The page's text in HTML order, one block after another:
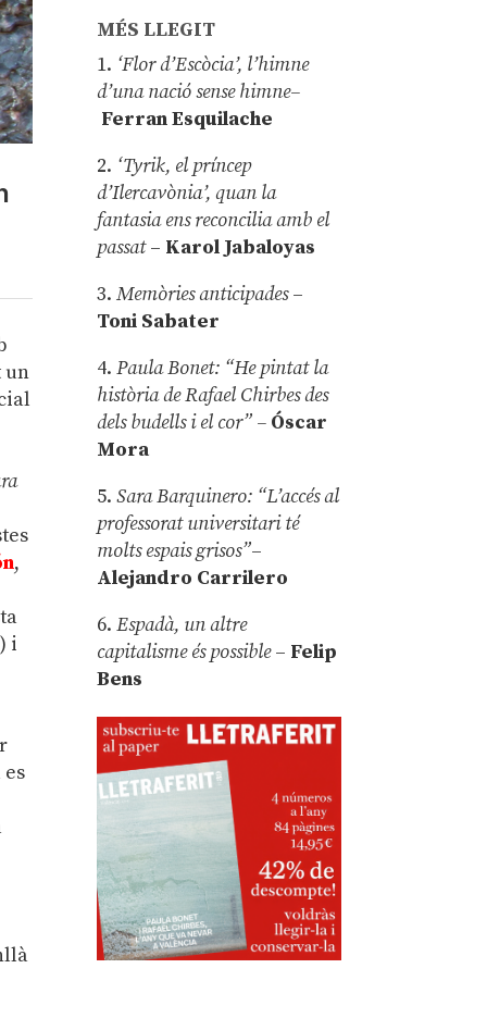
un
,
i
MÉS LLEGIT
1. ‘Flor d’Escòcia’, l’himne
d’una nació sense himne–
Ferran Esquilache
2. ‘Tyrik, el príncep
d’Ilercavònia’, quan la
fantasia ens reconcilia amb el
passat– Karol Jabaloyas
3.Memòries anticipades–
Toni Sabater
4.Paula Bonet: “He pintat la
història de Rafael Chirbes des
dels budells i el cor” – Óscar
Mora
5.Sara Barquinero: “L’accés al
professorat universitari té
molts espais grisos”–
Alejandro Carrilero
6.Espadà, un altre
capitalisme és possible – Felip
Bens